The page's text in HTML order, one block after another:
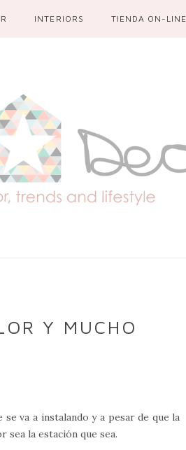
INTERIORS TIENDA ON-LINE
Y MUCHO
va a instalando y a pesar de que la
sea la estación que sea.